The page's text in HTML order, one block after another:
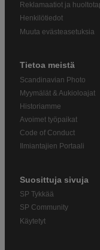
Reklamaatiot ja
Henkilötiedot
Muuta evästeasetuksia
Tietoa meistä
Scandinavian Photo
Myymälät & Aukioloajat
Historiamme
Avoimet työpaikat
Code of Conduct
Ilmiantajien Portaali
Suosittuja sivuja
SP Tykkää
SP Community
Käytetyt